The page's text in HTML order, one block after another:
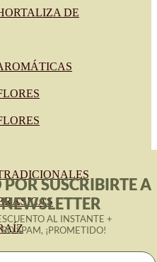
DE
SUSCRIBIRTE A
AL INSTANTE +
SPAM, ¡PROMETIDO!